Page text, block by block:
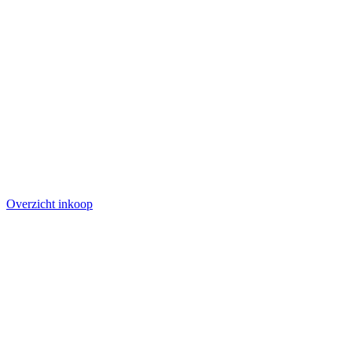
Overzicht inkoop